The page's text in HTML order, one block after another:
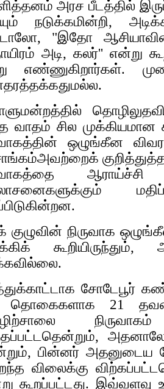
அரச பீடத்தில்
நடுக்கமின்றி,
"இதோ
அடி, கலர்'' என்று
எண்ணுகிறார்கள்.
வாதம் சில முக்கியமான
ஒழுங்கீன
குழுவின் நிருவாக
சோடேபூர்
தொகைகளாக 21
பின்னர் அதனுடைய
விலைக்கு
கூறப்பட்டது. இவ்வளவு